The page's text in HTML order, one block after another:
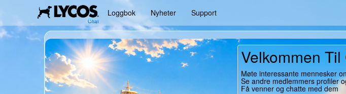
Loggbok Nyheter Support
Velkommen
Møte interessante mennesker
Se andre medlemmers profiler
Få venner og chatte med dem